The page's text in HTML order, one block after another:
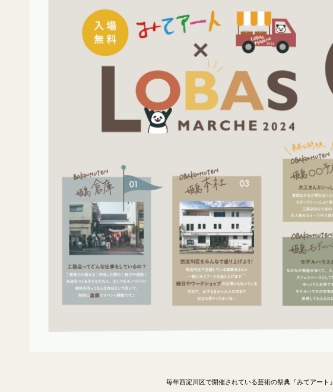
毎年西淀川区で開催されている芸術の祭典『みてアート』